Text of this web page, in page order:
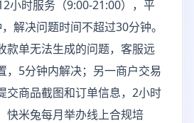
小时服务（9:00-21:00），平
解决问题时间不超过30分钟。
款单无法生成的问题，客服远
，5分钟内解决；另一商户交易
交商品截图和订单信息，2小时
快米兔每月举办线上合规培